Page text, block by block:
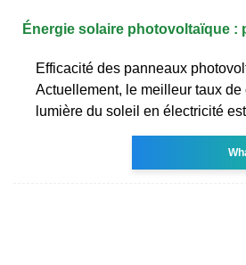
Énergie solaire photovoltaïque :
Efficacité des panneaux
Actuellement, le meilleur taux de
lumière du soleil en électricité